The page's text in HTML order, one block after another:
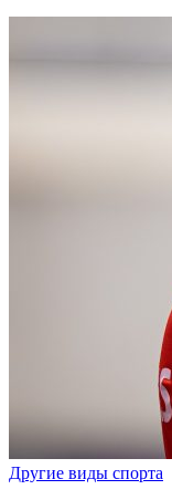
Другие виды спорта